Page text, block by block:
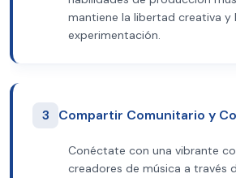
mantiene la libertad creativa y
experimentación.
3 Compartir Comunitario y
Conéctate con una vibrante
creadores de música a través